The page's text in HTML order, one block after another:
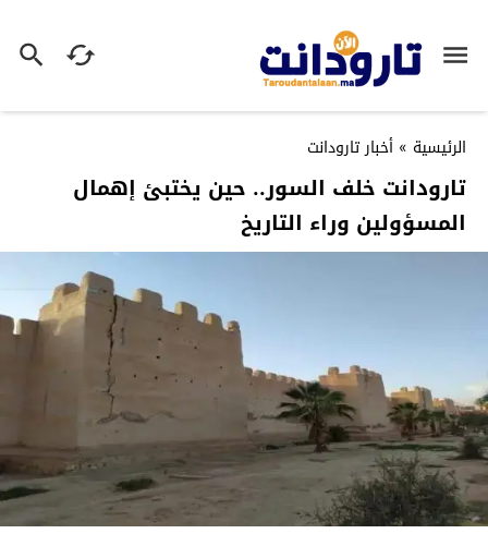
الرئيسية » أخبار تارودانت
تارودانت خلف السور.. حين يختبئ إهمال
المسؤولين وراء التاريخ